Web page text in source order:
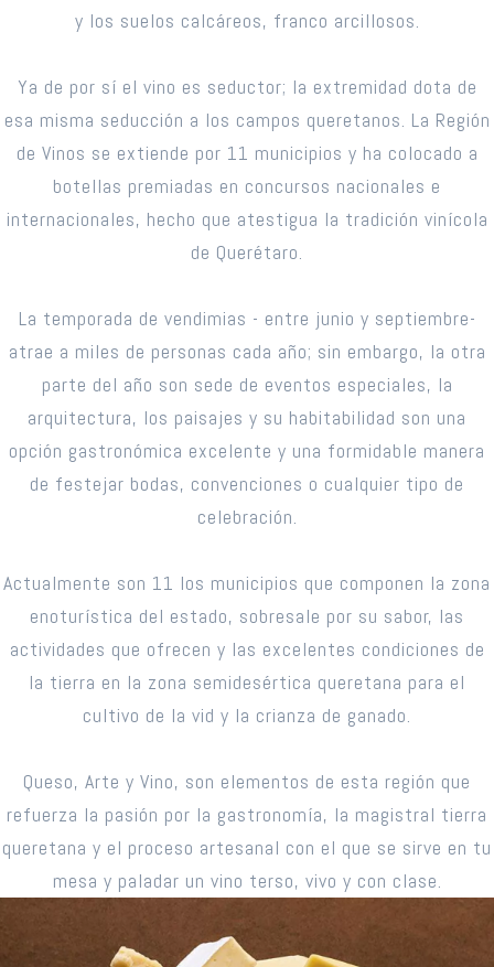
y los suelos calcáreos, franco arcillosos.
Ya de por sí el vino es seductor; la extremidad dota de
esa misma seducción a los campos queretanos. La Región
de Vinos se extiende por 11 municipios y ha colocado a
botellas premiadas en concursos nacionales e
internacionales, hecho que atestigua la tradición vinícola
de Querétaro.
La temporada de vendimias - entre junio y septiembre-
atrae a miles de personas cada año; sin embargo, la otra
parte del año son sede de eventos especiales, la
arquitectura, los paisajes y su habitabilidad son una
opción gastronómica excelente y una formidable manera
de festejar bodas, convenciones o cualquier tipo de
celebración.
Actualmente son 11 los municipios que componen la zona
enoturística del estado, sobresale por su sabor, las
actividades que ofrecen y las excelentes condiciones de
la tierra en la zona semidesértica queretana para el
cultivo de la vid y la crianza de ganado.
Queso, Arte y Vino, son elementos de esta región que
refuerza la pasión por la gastronomía, la magistral tierra
queretana y el proceso artesanal con el que se sirve en tu
mesa y paladar un vino terso, vivo y con clase.